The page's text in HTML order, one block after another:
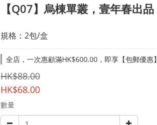
【Q07】烏棟單叢，壹年春出品
規格：2包/盒
全店，一次惠顧滿HK$600.00，即享【包郵優惠】
HK$88.00
HK$68.00
數量